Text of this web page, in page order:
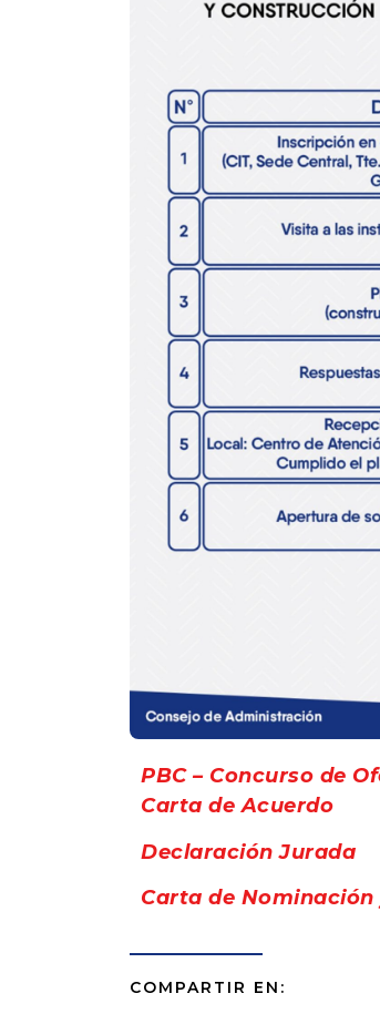
PBC – Concurso de
Carta de Acuerdo
Declaración Jurada
Carta de
COMPARTIR EN: